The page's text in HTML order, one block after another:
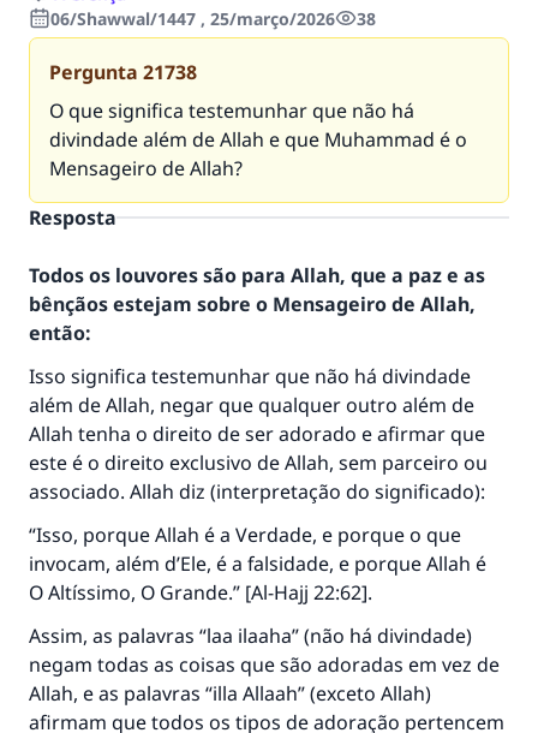
06/Shawwal/1447 , 25/março/2026
38
Pergunta 21738
O que significa testemunhar que não há
divindade além de Allah e que Muhammad é o
Mensageiro de Allah?
Resposta
Todos os louvores são para Allah, que a paz e as
bênçãos estejam sobre o Mensageiro de Allah,
então:
Isso significa testemunhar que não há divindade
além de Allah, negar que qualquer outro além de
Allah tenha o direito de ser adorado e afirmar que
este é o direito exclusivo de Allah, sem parceiro ou
associado. Allah diz (interpretação do significado):
“Isso, porque Allah é a Verdade, e porque o que
invocam, além d’Ele, é a falsidade, e porque Allah é
O Altíssimo, O Grande.” [Al-Hajj 22:62].
Assim, as palavras “laa ilaaha” (não há divindade)
negam todas as coisas que são adoradas em vez de
Allah, e as palavras “illa Allaah” (exceto Allah)
afirmam que todos os tipos de adoração pertencem